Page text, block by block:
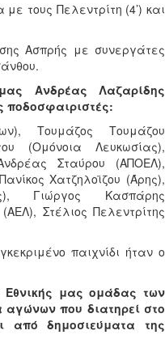
τους Πελεντρίτη (4’) και
Ασπρής με συνεργάτες
Ανδρέας Λαζαρίδης
ποδοσφαιριστές:
Τουμάζος Τουμάζου
(Ομόνοια Λευκωσίας),
Σταύρου (ΑΠΟΕΛ),
Χατζηλοϊζου (Άρης),
Γιώργος Κασπάρης
Στέλιος Πελεντρίτης
παιχνίδι ήταν ο
μας ομάδας των
που διατηρεί στο
δημοσιεύματα της